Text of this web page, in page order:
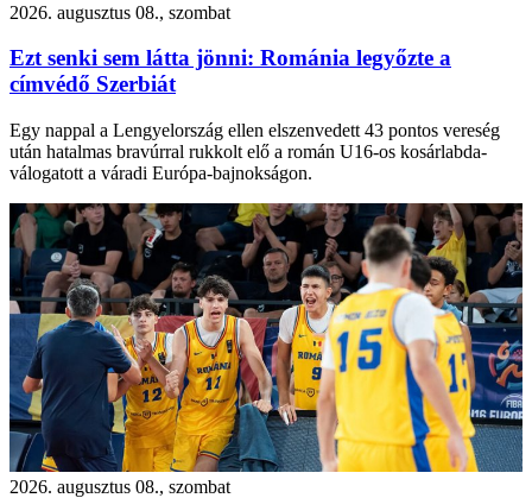
2026. augusztus 08., szombat
Ezt senki sem látta jönni: Románia legyőzte a
címvédő Szerbiát
Egy nappal a Lengyelország ellen elszenvedett 43 pontos vereség
után hatalmas bravúrral rukkolt elő a román U16-os kosárlabda-
válogatott a váradi Európa-bajnokságon.
2026. augusztus 08., szombat